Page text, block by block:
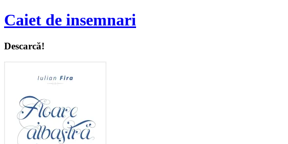
Caiet de insemnari
Descarcă!